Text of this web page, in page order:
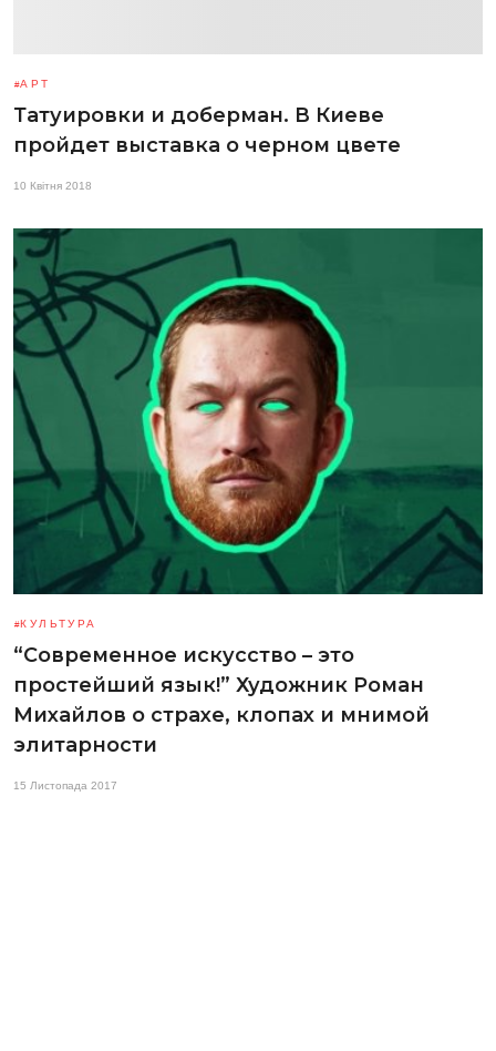
АРТ
Татуировки и доберман. В Киеве
пройдет выставка о черном цвете
10 Квітня 2018
КУЛЬТУРА
“Современное искусство – это
простейший язык!” Художник Роман
Михайлов о страхе, клопах и мнимой
элитарности
15 Листопада 2017